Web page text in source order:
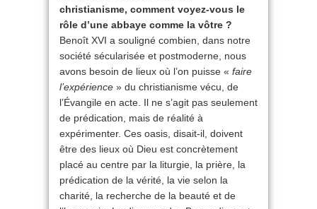
christianisme, comment voyez-vous le
rôle d’une abbaye comme la vôtre ?
Benoît XVI a souligné combien, dans notre
société sécularisée et postmoderne, nous
avons besoin de lieux où l’on puisse « faire
l’expérience » du christianisme vécu, de
l’Évangile en acte. Il ne s’agit pas seulement
de prédication, mais de réalité à
expérimenter. Ces oasis, disait-il, doivent
être des lieux où Dieu est concrètement
placé au centre par la liturgie, la prière, la
prédication de la vérité, la vie selon la
charité, la recherche de la beauté et de